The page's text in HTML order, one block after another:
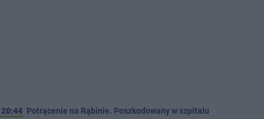
20:44 Potrącenie na Rąbinie. Poszkodowany w szpitalu